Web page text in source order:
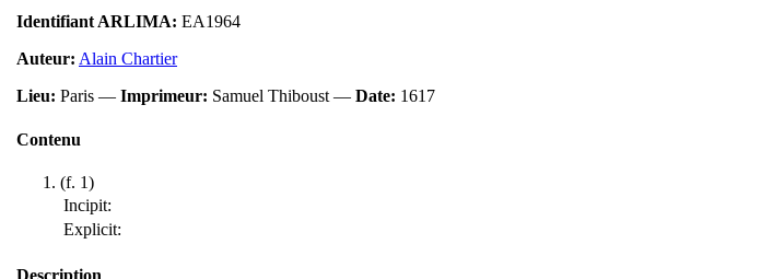
Identifiant ARLIMA: EA1964
Auteur: Alain Chartier
Lieu: Paris — Imprimeur: Samuel Thiboust — Date: 1617
Contenu
(f. 1)
Incipit:
Explicit:
Description